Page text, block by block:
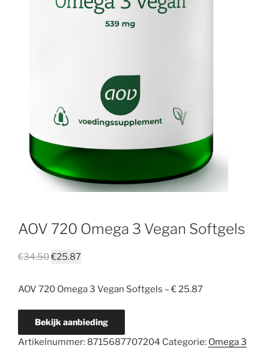
AOV 720 Omega 3 Vegan Softgels
€34.50€25.87
AOV 720 Omega 3 Vegan Softgels – € 25.87
Bekijk aanbieding
Artikelnummer: 8715687707204 Categorie: Omega 3